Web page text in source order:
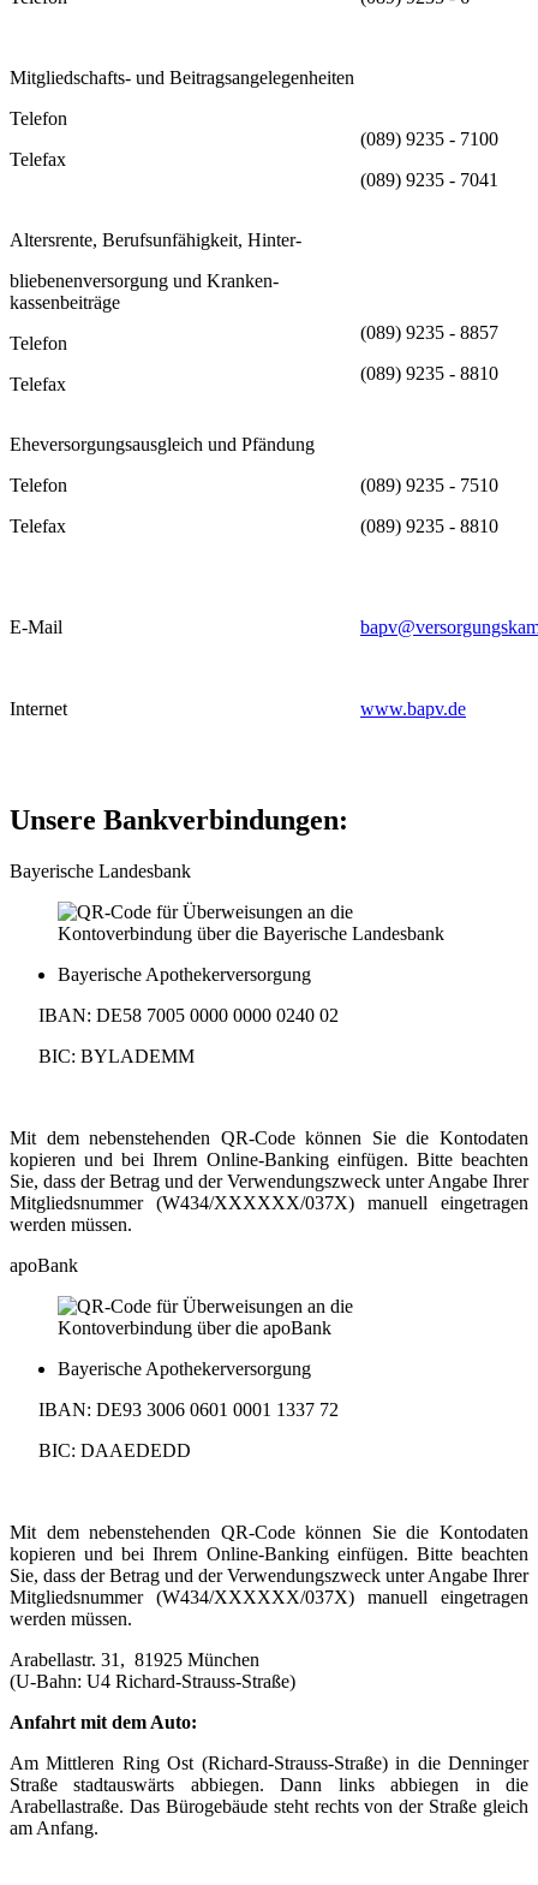
Mitgliedschafts- und Beitragsangelegenheiten
Telefon
Telefax
(089) 9235 - 7100
(089) 9235 - 7041
Altersrente, Berufsunfähigkeit, Hinter-
bliebenenversorgung und Kranken-
kassenbeiträge
Telefon
Telefax
(089) 9235 - 8857
(089) 9235 - 8810
Eheversorgungsausgleich und Pfändung
Telefon
Telefax
(089) 9235 - 7510
(089) 9235 - 8810
E-Mail
Internet www.bapv.de
Unsere Bankverbindungen:
Bayerische Landesbank
Bayerische Apothekerversorgung
IBAN: DE58 7005 0000 0000 0240 02
BIC: BYLADEMM
Mit dem nebenstehenden QR-Code können Sie die Kontodaten
kopieren und bei Ihrem Online-Banking einfügen. Bitte beachten
Sie, dass der Betrag und der Verwendungszweck unter Angabe Ihrer
Mitgliedsnummer (W434/XXXXXX/037X) manuell eingetragen
werden müssen.
apoBank
Bayerische Apothekerversorgung
IBAN: DE93 3006 0601 0001 1337 72
BIC: DAAEDEDD
Mit dem nebenstehenden QR-Code können Sie die Kontodaten
kopieren und bei Ihrem Online-Banking einfügen. Bitte beachten
Sie, dass der Betrag und der Verwendungszweck unter Angabe Ihrer
Mitgliedsnummer (W434/XXXXXX/037X) manuell eingetragen
werden müssen.
Arabellastr. 31, 81925 München
(U-Bahn: U4 Richard-Strauss-Straße)
Anfahrt mit dem Auto:
Am Mittleren Ring Ost (Richard-Strauss-Straße) in die Denninger
Straße stadtauswärts abbiegen. Dann links abbiegen in die
Arabellastraße. Das Bürogebäude steht rechts von der Straße gleich
am Anfang.